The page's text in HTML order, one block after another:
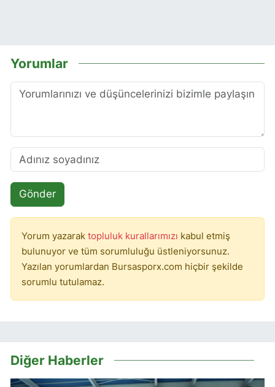
Yorumlar
Gönder
Yorum yazarak topluluk kurallarımızı kabul etmiş
bulunuyor ve tüm sorumluluğu üstleniyorsunuz.
Yazılan yorumlardan Bursasporx.com hiçbir şekilde
sorumlu tutulamaz.
Diğer Haberler